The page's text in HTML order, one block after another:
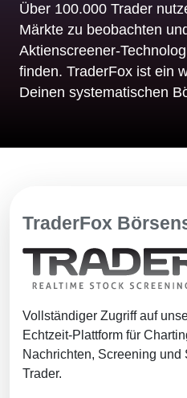
Über 100.000 Trader
Märkte zu beobachten
Aktienscreener-
finden. TraderFox ist ein
Deinen systematischen
TraderFox
Vollständiger Zugriff auf
Echtzeit-Plattform für
Nachrichten, Screening
Trader.